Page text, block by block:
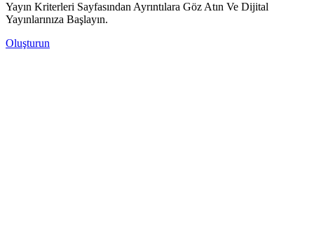
Yayın Kriterleri Sayfasından Ayrıntılara Göz Atın Ve Dijital
Yayınlarınıza Başlayın.
Oluşturun